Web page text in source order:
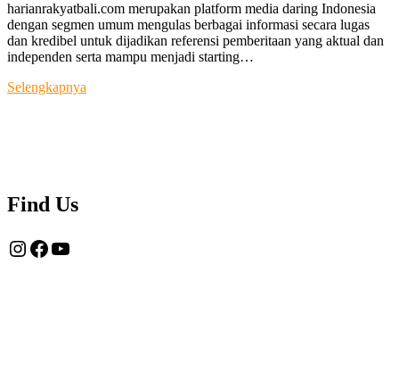
harianrakyatbali.com merupakan platform media daring Indonesia
dengan segmen umum mengulas berbagai informasi secara lugas
dan kredibel untuk dijadikan referensi pemberitaan yang aktual dan
independen serta mampu menjadi starting…
Selengkapnya
Find Us
Instagram
Facebook
YouTube